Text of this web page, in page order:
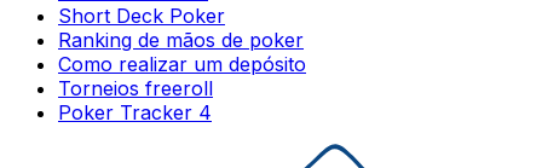
Short Deck Poker
Ranking de mãos de poker
Como realizar um depósito
Torneios freeroll
Poker Tracker 4